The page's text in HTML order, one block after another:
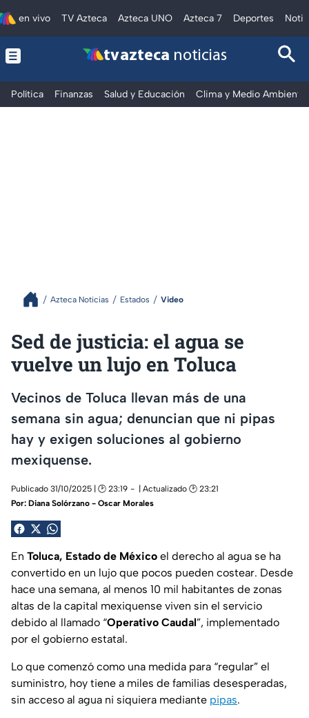
en vivo TV Azteca Azteca UNO Azteca 7 Deportes
tv azteca noticias
Política Finanzas Salud y Educación Clima y Medio Ambiente
Azteca Noticias Estados Video
Sed de justicia: el agua se
vuelve un lujo en Toluca
Vecinos de Toluca llevan más de una
semana sin agua; denuncian que ni pipas
hay y exigen soluciones al gobierno
mexiquense.
Publicado 31/10/2025 | 🕑 23:19
| Actualizado 🕑 23:21
Por: Diana Solórzano - Oscar Morales
En Toluca, Estado de México el derecho al agua se ha
convertido en un lujo que pocos pueden costear. Desde
hace una semana, al menos 10 mil habitantes de zonas
altas de la capital mexiquense viven sin el servicio
debido al llamado “Operativo Caudal”, implementado
por el gobierno estatal.
Lo que comenzó como una medida para “regular” el
suministro, hoy tiene a miles de familias desesperadas,
sin acceso al agua ni siquiera mediante pipas.